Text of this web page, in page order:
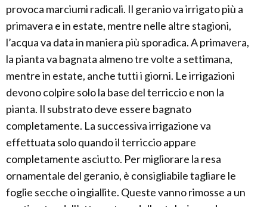
provoca marciumi radicali. Il geranio va irrigato più a
primavera e in estate, mentre nelle altre stagioni,
l’acqua va data in maniera più sporadica. A primavera,
la pianta va bagnata almeno tre volte a settimana,
mentre in estate, anche tutti i giorni. Le irrigazioni
devono colpire solo la base del terriccio e non la
pianta. Il substrato deve essere bagnato
completamente. La successiva irrigazione va
effettuata solo quando il terriccio appare
completamente asciutto. Per migliorare la resa
ornamentale del geranio, è consigliabile tagliare le
foglie secche o ingiallite. Queste vanno rimosse a un